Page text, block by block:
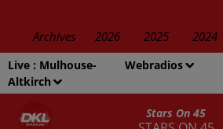
Live : Mulhouse-
Altkirch
Webradios
Stars On 45
Archives 2026 2025 2024